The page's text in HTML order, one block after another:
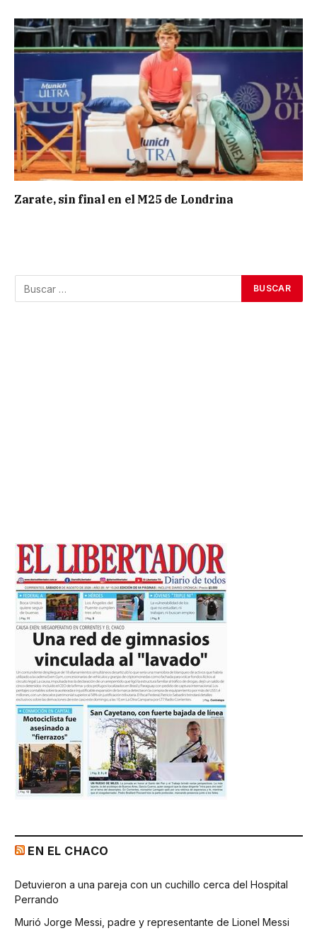
Zarate, sin final en el M25 de Londrina
EN EL CHACO
Detuvieron a una pareja con un cuchillo cerca del Hospital
Perrando
Murió Jorge Messi, padre y representante de Lionel Messi